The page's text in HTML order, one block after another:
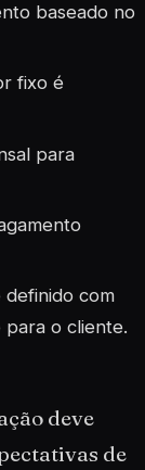
baseado no
fixo é
para
definido com
o cliente.
deve
de